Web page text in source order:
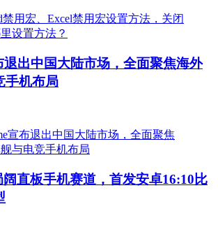
退出中国大陆市场，全面聚焦海外
手机布局
阔直板手机赛道，首发安卓16:10比